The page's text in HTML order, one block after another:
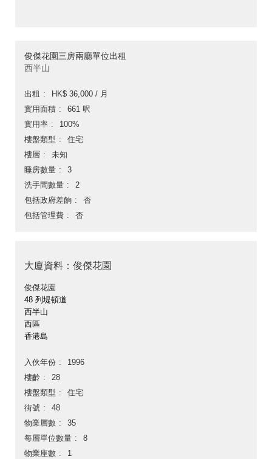
俊傑花園三房兩廳單位出租
西半山
出租
HK$ 36,000 / 月
實用面積
661 呎
實用率
100%
樓盤類型
住宅
樓層
未知
睡房數量
3
洗手間數量
2
包括政府差餉
否
包括管理費
否
大廈資料：俊傑花園
俊傑花園
48 列堤頓道
西半山
西區
香港島
入伙年份
1996
樓齡
28
樓盤類型
住宅
街號
48
物業層數
35
每層單位數量
8
物業座數
1